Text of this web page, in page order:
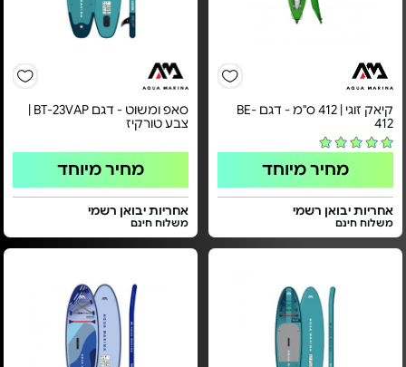
קיאק זוגי | 412 ס"מ - דגם BE-
412
מחיר מיוחד
אחריות יבואן רשמי
משלוח חינם
סאפ ומשוט - דגם BT-23VAP |
צבע טורקיז
מחיר מיוחד
אחריות יבואן רשמי
משלוח חינם